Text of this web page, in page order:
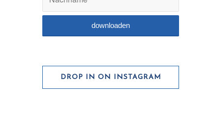
DROP IN ON INSTAGRAM